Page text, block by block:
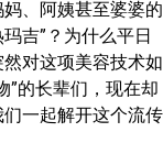
、阿姨甚至婆婆的
吉”？为什么平日
对这项美容技术如
”的长辈们，现在却
一起解开这个流传